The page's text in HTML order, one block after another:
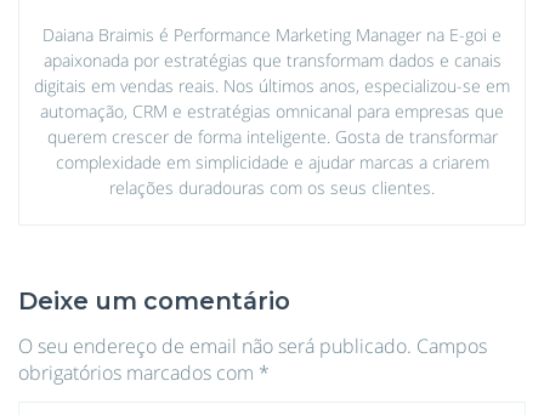
Daiana Braimis é Performance Marketing Manager na E-goi e
apaixonada por estratégias que transformam dados e canais
digitais em vendas reais. Nos últimos anos, especializou-se em
automação, CRM e estratégias omnicanal para empresas que
querem crescer de forma inteligente. Gosta de transformar
complexidade em simplicidade e ajudar marcas a criarem
relações duradouras com os seus clientes.
Deixe um comentário
O seu endereço de email não será publicado. Campos
obrigatórios marcados com *